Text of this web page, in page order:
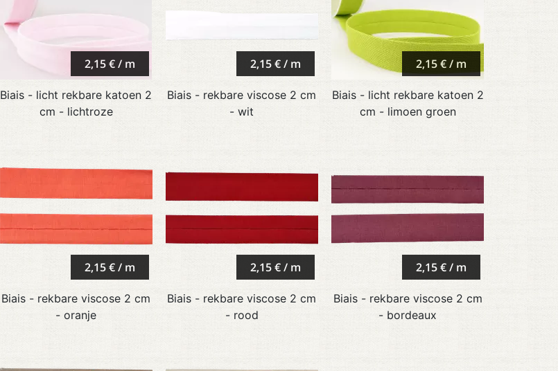
2,15 € / m
Biais - licht rekbare katoen 2
cm - lichtroze
2,15 € / m
Biais - rekbare viscose 2 cm
- wit
2,15 € / m
Biais - licht rekbare katoen 2
cm - limoen groen
2,15 € / m
Biais - rekbare viscose 2 cm
- oranje
2,15 € / m
Biais - rekbare viscose 2 cm
- rood
2,15 € / m
Biais - rekbare viscose 2 cm
- bordeaux